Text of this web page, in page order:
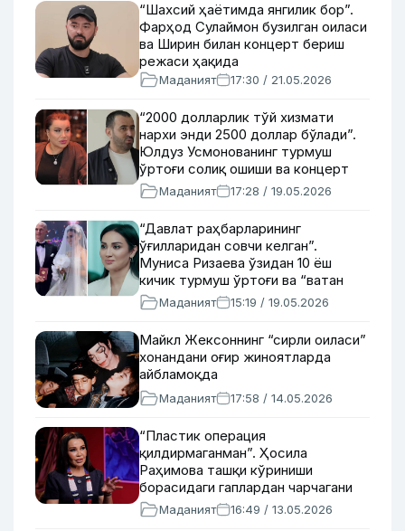
“Шахсий ҳаётимда янгилик бор”.
Фарҳод Сулаймон бузилган оиласи
ва Ширин билан концерт бериш
режаси ҳақида
Маданият 17:30 / 21.05.2026
“2000 долларлик тўй хизмати
нархи энди 2500 доллар бўлади”.
Юлдуз Усмонованинг турмуш
ўртоғи солиқ ошиши ва концерт
учун 2 млрд сўмдан ортиқ пул
сарфлангани ҳақида
Маданият 17:28 / 19.05.2026
“Давлат раҳбарларининг
ўғилларидан совчи келган”.
Муниса Ризаева ўзидан 10 ёш
кичик турмуш ўртоғи ва “ватан
хоинига чиқарилгани” ҳақида
Маданият 15:19 / 19.05.2026
Майкл Жексоннинг “сирли оиласи”
хонандани оғир жиноятларда
айбламоқда
Маданият 17:58 / 14.05.2026
“Пластик операция
қилдирмаганман”. Ҳосила
Раҳимова ташқи кўриниши
борасидаги гаплардан чарчагани
ва отасидан мерос ярим қоп олтин
ҳақида
Маданият 16:49 / 13.05.2026